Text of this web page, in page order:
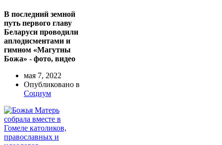
В последний земной
путь первого главу
Беларуси проводили
аплодисментами и
гимном «Магутны
Божа» - фото, видео
мая 7, 2022
Опубликовано в
Социум